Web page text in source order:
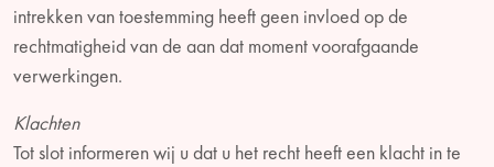
intrekken van toestemming heeft geen invloed op de
rechtmatigheid van de aan dat moment voorafgaande
verwerkingen.
Klachten
Tot slot informeren wij u dat u het recht heeft een klacht in te